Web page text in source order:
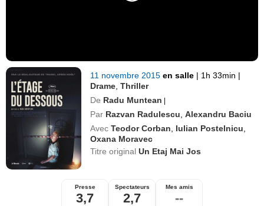
11 novembre 2015en salle | 1h 33min |
Drame ,Thriller
De Radu Muntean |
Par Razvan Radulescu ,Alexandru Baciu
Avec Teodor Corban Iulian Postelnicu
Oxana Moravec
Titre originalUn Etaj Mai Jos
Presse
3,7
Spectateurs
2,7
Mes amis
--